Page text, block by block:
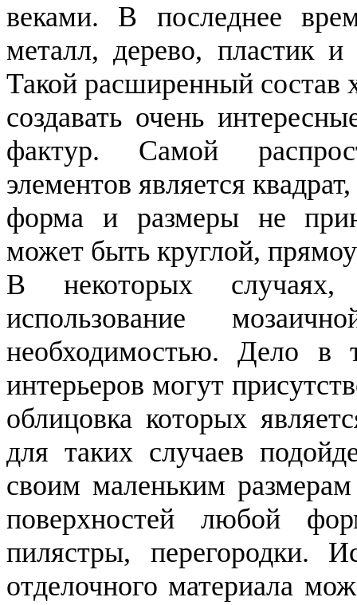
веками. В последнее
металл, дерево, пластик и
Такой расширенный состав
создавать очень
фактур. Самой
элементов является
форма и размеры не
может быть круглой,
В некоторых случаях,
использование
необходимостью. Дело в
интерьеров могут
облицовка которых
для таких случаев
своим маленьким
поверхностей любой
пилястры, перегородки.
отделочного материала